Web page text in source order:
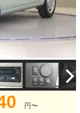
円〜